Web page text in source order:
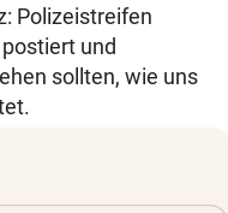
Polizeistreifen
und
sollten, wie uns